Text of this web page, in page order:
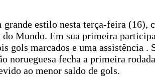
grande estilo nesta terça-feira (16),
Mundo. Em sua primeira
marcados e uma assistência .
norueguesa fecha a primeira
ao menor saldo de gols.